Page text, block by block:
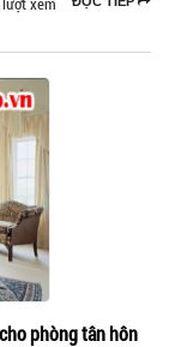
phòng tân hôn